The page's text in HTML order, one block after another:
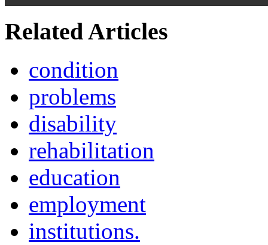
Related Articles
condition
problems
disability
reha­bilitation
education
employment
institutions.